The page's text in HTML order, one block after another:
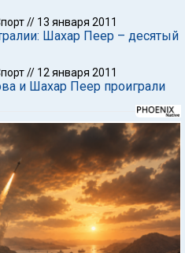
// 13 января 2011
Шахар Пеер – десятый
// 12 января 2011
и Шахар Пеер проиграли